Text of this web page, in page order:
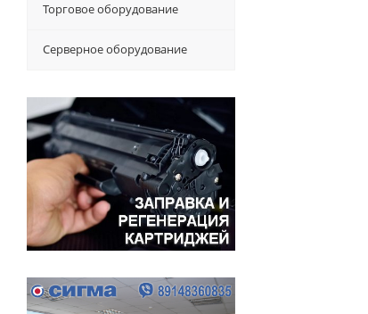
Торговое оборудование
Серверное оборудование